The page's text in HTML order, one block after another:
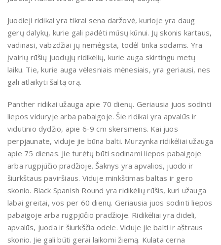
Juodieji ridikai yra tikrai sena daržovė, kurioje yra daug
gerų dalykų, kurie gali padėti mūsų kūnui. Jų skonis kartaus,
vadinasi, vabzdžiai jų nemėgsta, todėl tinka sodams. Yra
įvairių rūšių juodųjų ridikėlių, kurie auga skirtingu metų
laiku. Tie, kurie auga vėlesniais mėnesiais, yra geriausi, nes
gali atlaikyti šaltą orą.
Panther ridikai užauga apie 70 dienų. Geriausia juos sodinti
liepos viduryje arba pabaigoje. Šie ridikai yra apvalūs ir
vidutinio dydžio, apie 6-9 cm skersmens. Kai juos
perpjaunate, viduje jie būna balti. Murzynka ridikėliai užauga
apie 75 dienas. Jie turėtų būti sodinami liepos pabaigoje
arba rugpjūčio pradžioje. Šaknys yra apvalios, juodo ir
šiurkštaus paviršiaus. Viduje minkštimas baltas ir gero
skonio. Black Spanish Round yra ridikėlių rūšis, kuri užauga
labai greitai, vos per 60 dienų. Geriausia juos sodinti liepos
pabaigoje arba rugpjūčio pradžioje. Ridikėliai yra dideli,
apvalūs, juoda ir šiurkščia odele. Viduje jie balti ir aštraus
skonio. Jie gali būti gerai laikomi žiemą. Kulata cerna